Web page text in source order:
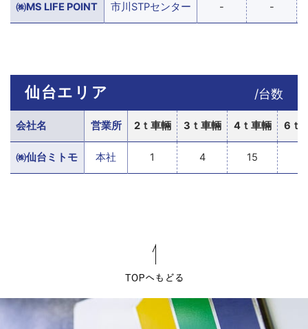
㈱MS LIFE POINT 市川STPセンター - -
仙台エリア /台数
会社名 営業所 2ｔ車輛 3ｔ車輛 4ｔ車輛 6ｔ
㈱仙台ミトモ 本社 1 4 15